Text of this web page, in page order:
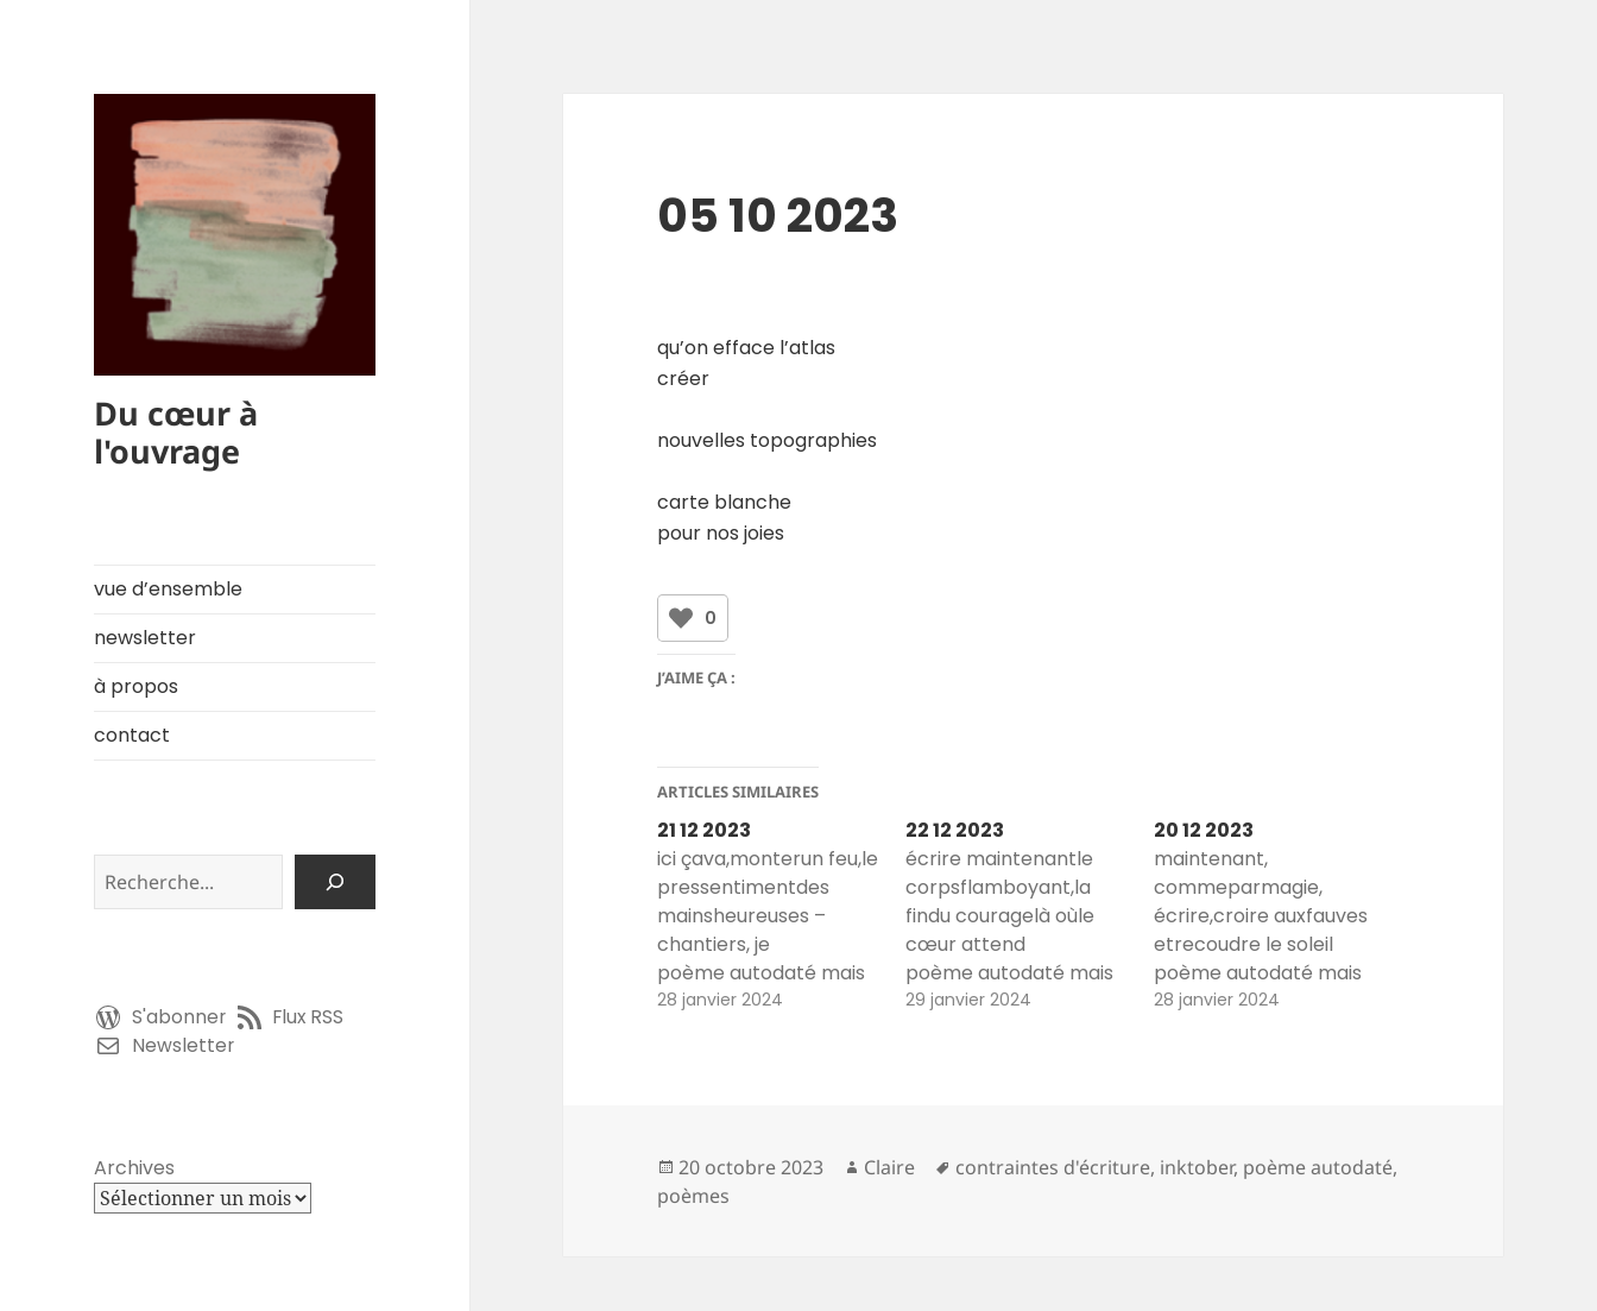
Du cœur à
l'ouvrage
vue d’ensemble
newsletter
à propos
contact
S'abonner
Flux RSS
Newsletter
Archives
05 10 2023
qu’on efface l’atlas
créer
nouvelles topographies
carte blanche
pour nos joies
0
J’AIME ÇA :
ARTICLES SIMILAIRES
21 12 2023
ici çava,monterun feu,le
pressentimentdes
mainsheureuses –
chantiers, je
poème autodaté mais
aussi poème de titres
28 janvier 2024
22 12 2023
écrire maintenantle
corpsflamboyant,la
findu couragelà oùle
cœur attend
poème autodaté mais
aussi poème de titres
29 janvier 2024
20 12 2023
maintenant,
commeparmagie,
écrire,croire auxfauves
etrecoudre le soleil
poème autodaté mais
aussi poème de titres
28 janvier 2024
Publié
le
20 octobre 2023 Auteur
Claire
Mots-
contraintes d'écriture, inktober, poème autodaté,
poèmes